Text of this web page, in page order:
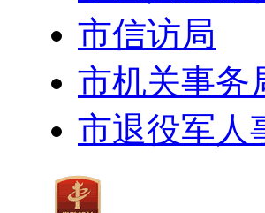
市信访局
市机关事务
市退役军人